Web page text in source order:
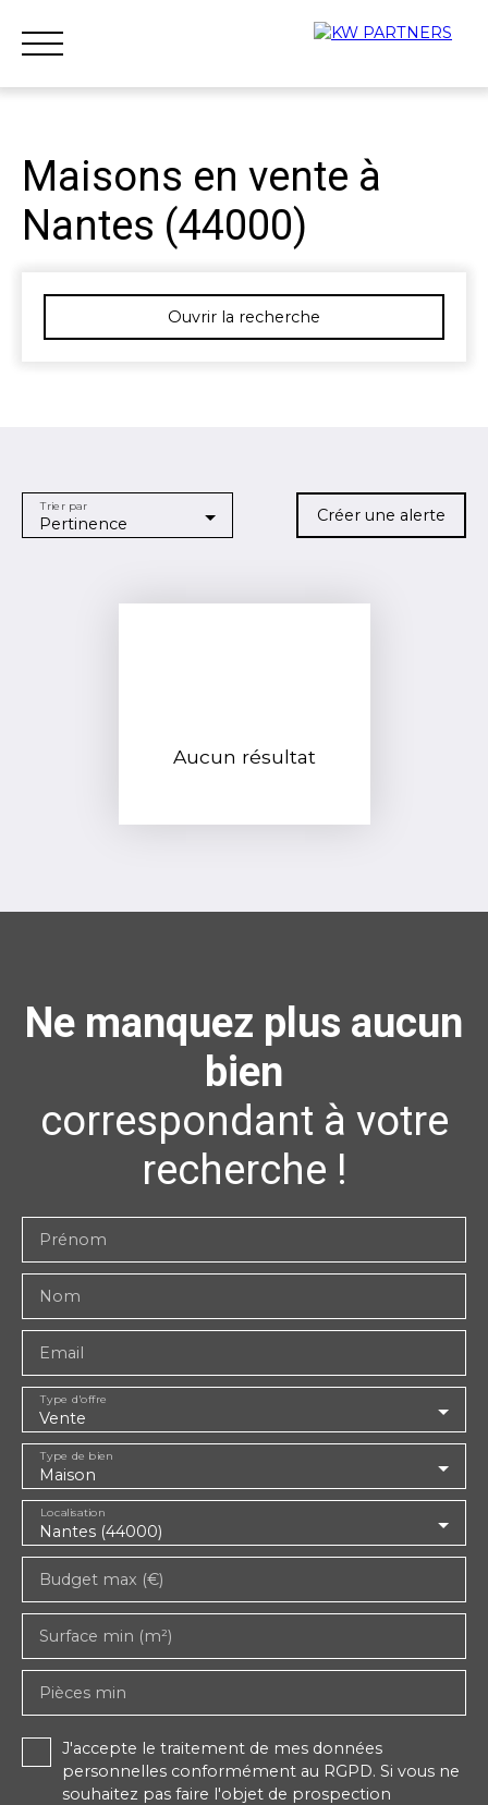
Accueil Acheter Louer Vendre
Nous rejoindre
Maisons en vente à
Nantes (44000)
Ouvrir la recherche
Nantes (44000)
Localisation
Pertinence
Trier par Créer une alerte
Aucun résultat
Ne manquez plus aucun
bien
correspondant à votre
recherche !
Prénom
Nom
Email
Vente
Type d'offre
Maison
Type de bien
Nantes (44000)
Localisation
Budget max (€)
Surface min (m²)
Pièces min
J'accepte le traitement de mes données
personnelles conformément au RGPD. Si vous ne
souhaitez pas faire l'objet de prospection